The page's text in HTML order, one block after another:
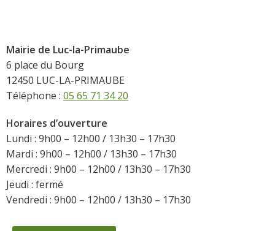
Mairie de Luc-la-Primaube
6 place du Bourg
12450 LUC-LA-PRIMAUBE
Téléphone : 05 65 71 34 20
Horaires d’ouverture
Lundi : 9h00 – 12h00 / 13h30 – 17h30
Mardi : 9h00 – 12h00 / 13h30 – 17h30
Mercredi : 9h00 – 12h00 / 13h30 – 17h30
Jeudi : fermé
Vendredi : 9h00 – 12h00 / 13h30 – 17h30